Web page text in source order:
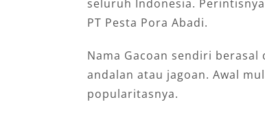
seluruh Indonesia.
PT Pesta Pora Abadi.
Nama Gacoan sendiri
andalan atau jagoan. Awal
popularitasnya.